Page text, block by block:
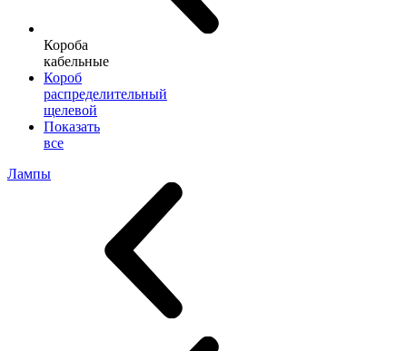
Короба
кабельные
Короб
распределительный
щелевой
Показать
все
Лампы